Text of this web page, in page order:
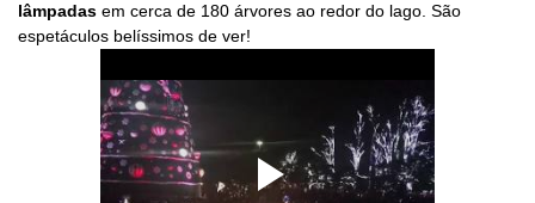
lâmpadas em cerca de 180 árvores ao redor do lago. São
espetáculos belíssimos de ver!